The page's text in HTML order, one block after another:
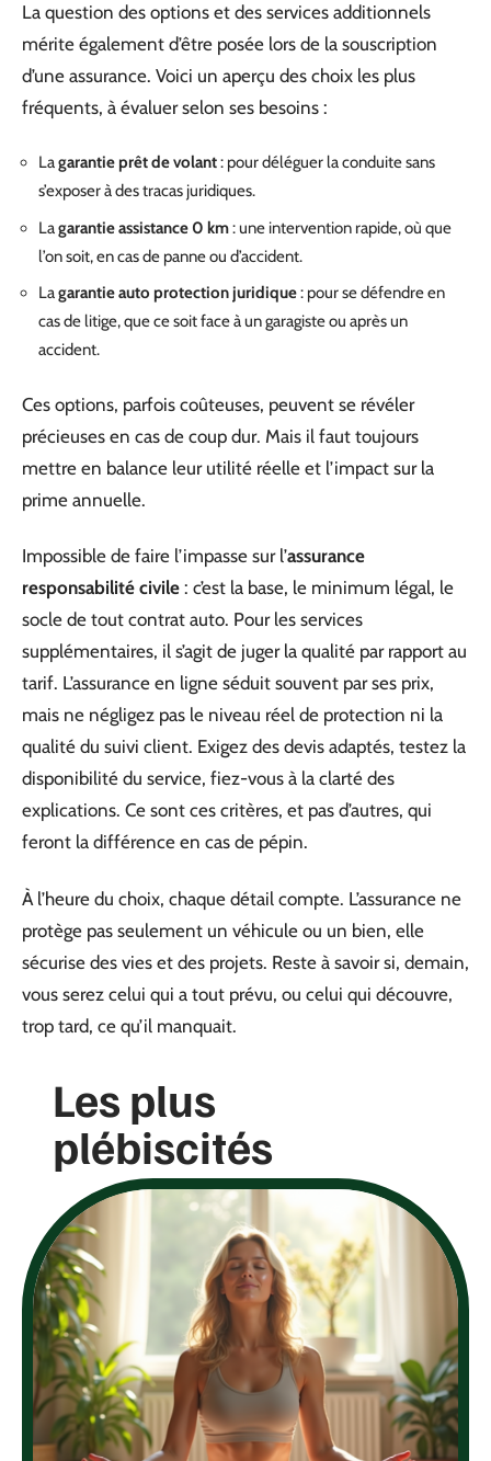
La question des options et des services additionnels
mérite également d’être posée lors de la souscription
d’une assurance. Voici un aperçu des choix les plus
fréquents, à évaluer selon ses besoins :
Lagarantie prêt de volant: pour déléguer la conduite sans
s’exposer à des tracas juridiques.
Lagarantie assistance 0 km: une intervention rapide, où que
l’on soit, en cas de panne ou d’accident.
Lagarantie auto protection juridique: pour se défendre en
cas de litige, que ce soit face à un garagiste ou après un
accident.
Ces options, parfois coûteuses, peuvent se révéler
précieuses en cas de coup dur. Mais il faut toujours
mettre en balance leur utilité réelle et l’impact sur la
prime annuelle.
Impossible de faire l’impasse sur l’assurance
responsabilité civile : c’est la base, le minimum légal, le
socle de tout contrat auto. Pour les services
supplémentaires, il s’agit de juger la qualité par rapport au
tarif. L’assurance en ligne séduit souvent par ses prix,
mais ne négligez pas le niveau réel de protection ni la
qualité du suivi client. Exigez des devis adaptés, testez la
disponibilité du service, fiez-vous à la clarté des
explications. Ce sont ces critères, et pas d’autres, qui
feront la différence en cas de pépin.
À l’heure du choix, chaque détail compte. L’assurance ne
protège pas seulement un véhicule ou un bien, elle
sécurise des vies et des projets. Reste à savoir si, demain,
vous serez celui qui a tout prévu, ou celui qui découvre,
trop tard, ce qu’il manquait.
Les plus
plébiscités